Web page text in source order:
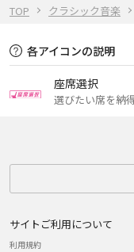
TOP クラシック音楽
各アイコンの説明
座席選択
選びたい席を納
サイトご利用について
利用規約